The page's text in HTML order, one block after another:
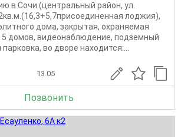
в Сочи (центральный район, ул.
лоджия),
дома, закрытая, охраняемая
домов, видеонаблюдение, подземный
во дворе находится:...
13.05
Позвонить